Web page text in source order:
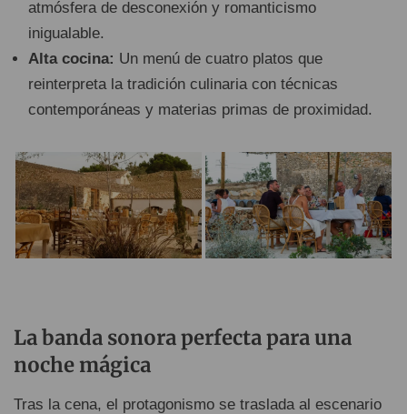
atmósfera de desconexión y romanticismo
inigualable.
Alta cocina: Un menú de cuatro platos que
reinterpreta la tradición culinaria con técnicas
contemporáneas y materias primas de proximidad.
La banda sonora perfecta para una
noche mágica
Tras la cena, el protagonismo se traslada al escenario